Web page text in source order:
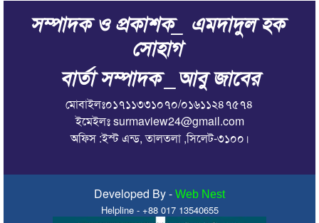
সম্পাদক ও প্রকাশক_ এমদাদুল হক
সোহাগ
বার্তা সম্পাদক _আবু জাবের
মোবাইলঃ০১৭১১৩৩১০৭০/০১৬১১২৪৭৫৭৪
ইমেইলঃ surmaview24@gmail.com
অফিস :ইস্ট এন্ড, তালতলা ,সিলেট-৩১০০।
Developed By - Web Nest
Helpline - +88 017 13540655